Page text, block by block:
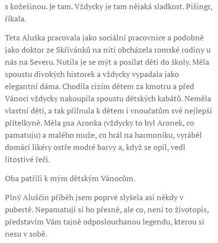
s kožešinou. Je tam. Vždycky je tam nějaká sladkost. Pišingr,
říkala.
Teta Aluška pracovala jako sociální pracovnice a podobně
jako doktor ze Skřivánků na niti obcházela romské rodiny u
nás na Severu. Nutila je se mýt a posílat děti do školy. Měla
spoustu divokých historek a vždycky vypadala jako
elegantní dáma. Chodila cizím dětem za kmotru a před
Vánoci vždycky nakoupila spoustu dětských kabátů. Neměla
vlastní děti, a tak přilnula k dětem i vnoučatům své nejlepší
přítelkyně. Měla psa Aronka (vždycky to byl Aronek, co
pamatuju) a malého muže, co hrál na harmoniku, vyráběl
domácí likéry ostře modré barvy a, když se opil, vedl
lítostivé řeči.
Oba patřili k mým dětským Vánocům.
Plný Aluščin příběh jsem poprvé slyšela asi někdy v
pubertě. Nepamatuji si ho přesně, ale co, není to životopis,
představím Vám tajně odposlouchanou legendu, kterou si
nesu v sobě.